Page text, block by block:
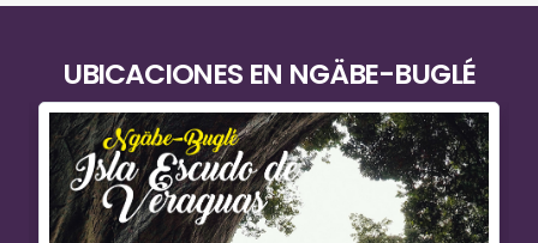
UBICACIONES EN NGÄBE-BUGLÉ